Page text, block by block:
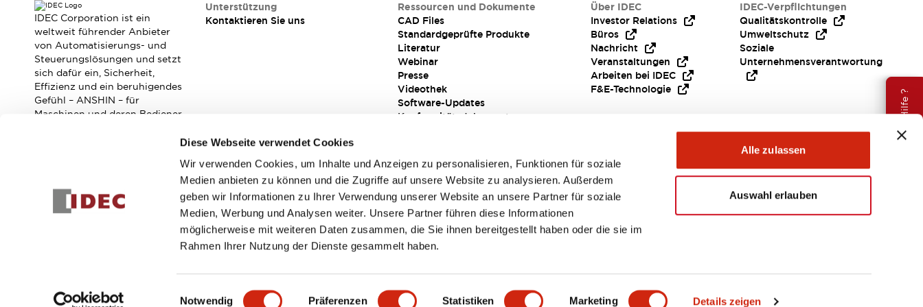
Diese Webseite verwendet Cookies
Wir verwenden Cookies, um Inhalte und Anzeigen zu personalisieren, Funktionen für soziale
Medien anbieten zu können und die Zugriffe auf unsere Website zu analysieren. Außerdem
geben wir Informationen zu Ihrer Verwendung unserer Website an unsere Partner für soziale
Medien, Werbung und Analysen weiter. Unsere Partner führen diese Informationen
möglicherweise mit weiteren Daten zusammen, die Sie ihnen bereitgestellt haben oder die sie im
Rahmen Ihrer Nutzung der Dienste gesammelt haben.
Einwilligungsauswahl
Notwendig Präferenzen Statistiken Marketing Details zeigen
Alle zulassen
Auswahl erlauben
Veranstaltungen / Seminare
Unterstützung
Kontaktieren Sie uns
So finden Sie uns
Online Händler
Brauche Hilfe ?
IDEC Corporation ist ein
weltweit führender Anbieter
von Automatisierungs- und
Steuerungslösungen und setzt
sich dafür ein, Sicherheit,
Effizienz und ein beruhigendes
Gefühl – ANSHIN – für
Maschinen und deren Bediener
Unterstützung
Kontaktieren Sie uns
Ressourcen und Dokumente
CAD Files
Standardgeprüfte Produkte
Literatur
Webinar
Presse
Videothek
Software-Updates
Konformitätsdokumente
Über IDEC
Investor Relations
Büros
Nachricht
Veranstaltungen
Arbeiten bei IDEC
F&E-Technologie
IDEC-Verpflichtungen
Qualitätskontrolle
Umweltschutz
Soziale
Unternehmensverantwortung
Abonnieren Sie unseren Newsletter!
Registrieren
DatenschutzrichtlinieGeschäftsbedingungen EMEA